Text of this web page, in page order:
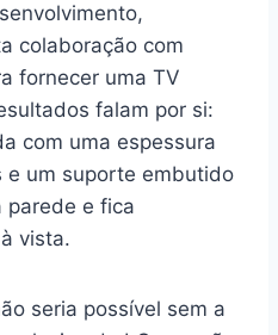
colaboração com
fornecer uma TV
falam por si:
com uma espessura
e um suporte embutido
parede e fica
vista.
seria possível sem a